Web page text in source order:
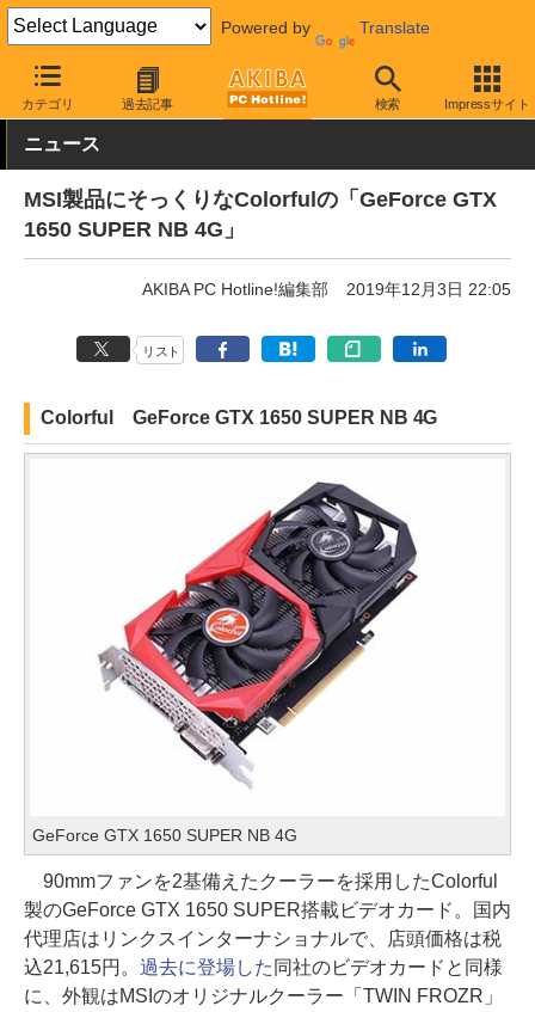
Powered by Translate
カテゴリ 過去記事 検索 Impressサイト
AKIBA PC Hotline! PCパーツ ビデオカード（グラフィックボード
ニュース
MSI製品にそっくりなColorfulの「GeForce GTX
1650 SUPER NB 4G」
AKIBA PC Hotline!編集部 2019年12月3日 22:05
リスト
Colorful GeForce GTX 1650 SUPER NB 4G
GeForce GTX 1650 SUPER NB 4G
90mmファンを2基備えたクーラーを採用したColorful
製のGeForce GTX 1650 SUPER搭載ビデオカード。国内
代理店はリンクスインターナショナルで、店頭価格は税
込21,615円。 過去に登場した 同社のビデオカードと同様
に、外観はMSIのオリジナルクーラー「TWIN FROZR」